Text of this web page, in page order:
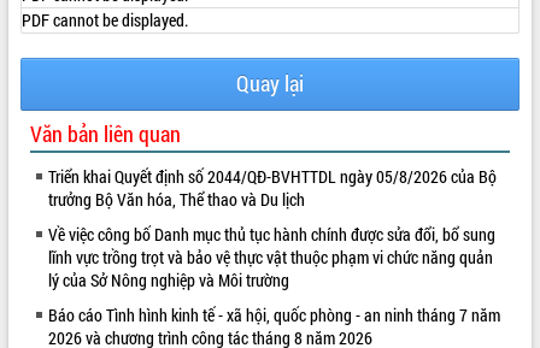
VIDEO
Không có file video nào để phát.
PDF cannot be displayed.
Quay lại
Văn bản liên quan
Triển khai Quyết định số 2044/QĐ-BVHTTDL ngày 05/8/2026 của Bộ
trưởng Bộ Văn hóa, Thể thao và Du lịch
Về việc công bố Danh mục thủ tục hành chính được sửa đổi, bổ sung
lĩnh vực trồng trọt và bảo vệ thực vật thuộc phạm vi chức năng quản
lý của Sở Nông nghiệp và Môi trường
Báo cáo Tình hình kinh tế - xã hội, quốc phòng - an ninh tháng 7 năm
2026 và chương trình công tác tháng 8 năm 2026